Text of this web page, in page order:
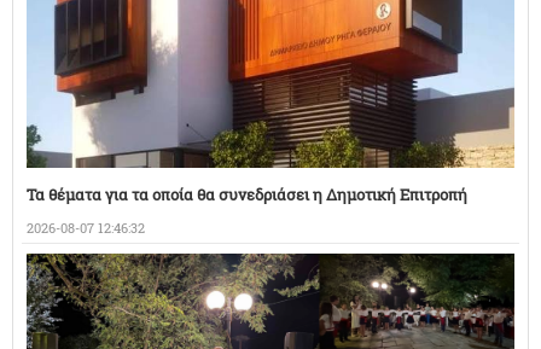
Τα θέματα για τα οποία θα συνεδριάσει η Δημοτική Επιτροπή
2026-08-07 12:46:32